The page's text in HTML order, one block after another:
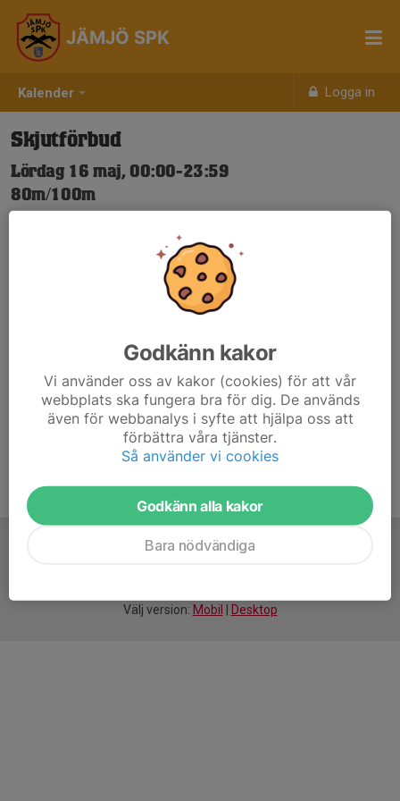
Kalender Logga in
JÄMJÖ SPK
Skjutförbud
Lördag 16 maj, 00:00-23:59
80m/100m
Nya Skjuttider-igen.pdf
Välj version: Mobil Desktop
Godkänn kakor
Vi använder oss av kakor (cookies) för att vår
webbplats ska fungera bra för dig. De används
även för webbanalys i syfte att hjälpa oss att
förbättra våra tjänster.
Så använder vi cookies
Godkänn alla kakor
Bara nödvändiga